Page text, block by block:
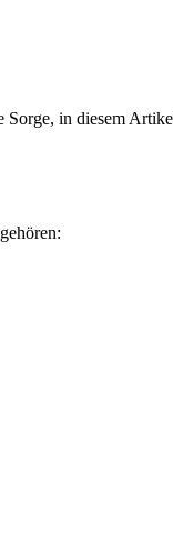
Sorge, in diesem